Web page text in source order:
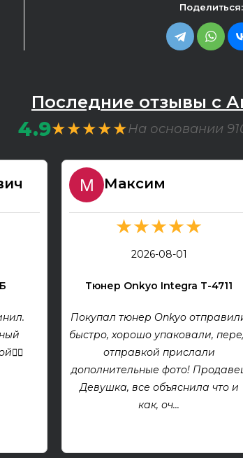
Поделиться:
Последние отзывы с
4.9★★★★★На основании
Максим
★★★★★
2026-08-01
Тюнер Onkyo Integra T-4711
Покупал тюнер Onkyo
быстро, хорошо упаковали,
отправкой прислали
дополнительные фото!
Девушка, все объяснила что и
как, оч...